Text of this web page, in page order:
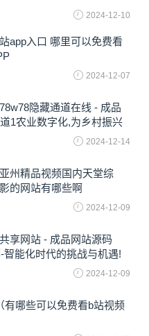
2024-12-10
app入口 哪里可以免费看
2024-12-07
隐藏通道在线 - 成品
1农业数字化,为乡村振兴
2024-12-14
州精品视频国内天堂综
的网站有哪些啊
2024-12-09
享网站 - 成品网站源码
智能化时代的挑战与机遇!
2024-12-09
有哪些可以免费看b站视频